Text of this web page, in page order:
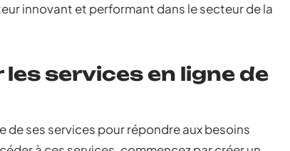
innovant et performant dans le secteur de la
services en ligne de
de ses services pour répondre aux besoins